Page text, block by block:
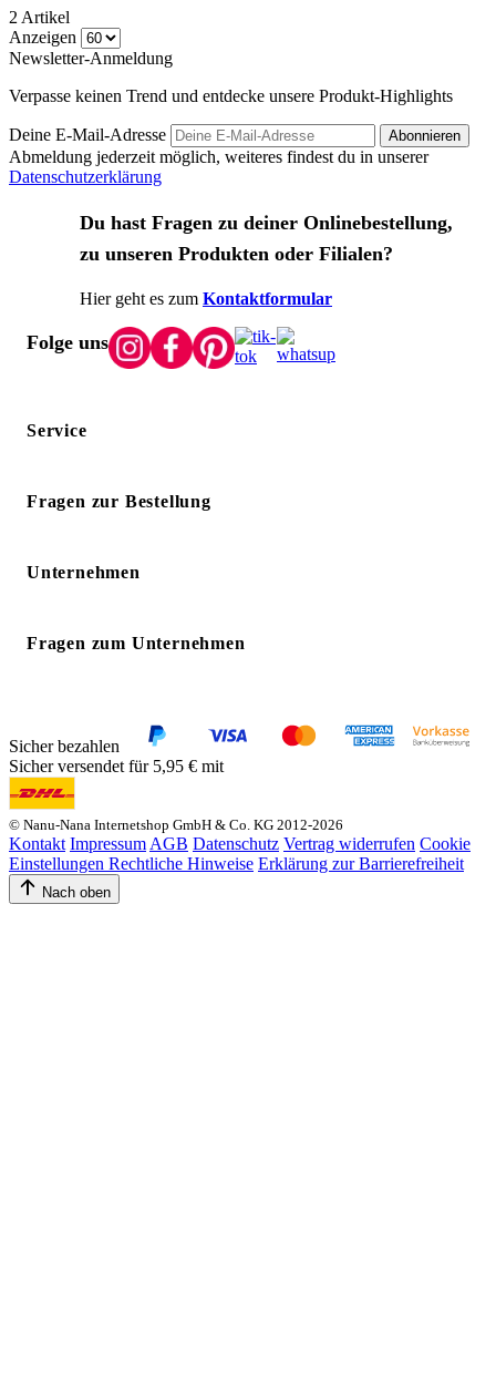
2 Artikel
Anzeigen
Newsletter-Anmeldung
Verpasse keinen Trend und entdecke unsere Produkt-Highlights
Deine E-Mail-Adresse Abonnieren
Abmeldung jederzeit möglich, weiteres findest du in unserer
Datenschutzerklärung
Du hast Fragen zu deiner Onlinebestellung,
zu unseren Produkten oder Filialen?
Hier geht es zum Kontaktformular
Folge uns
Service
Fragen zur Bestellung
Unternehmen
Fragen zum Unternehmen
Sicher bezahlen
Sicher versendet für 5,95 € mit
© Nanu-Nana Internetshop GmbH & Co. KG 2012-2026
Kontakt Impressum AGB Datenschutz Vertrag widerrufen Cookie
Einstellungen Rechtliche Hinweise Erklärung zur Barrierefreiheit
Nach oben